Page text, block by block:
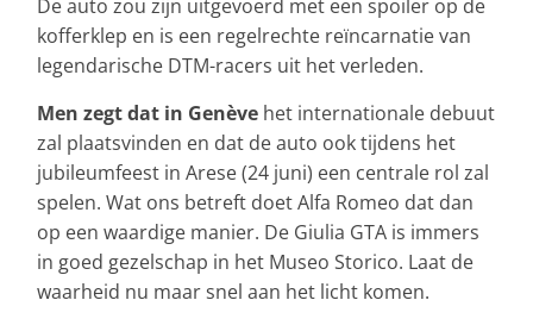
De auto zou zijn uitgevoerd met een spoiler op de
kofferklep en is een regelrechte reïncarnatie van
legendarische DTM-racers uit het verleden.
Men zegt dat in Genève het internationale debuut
zal plaatsvinden en dat de auto ook tijdens het
jubileumfeest in Arese (24 juni) een centrale rol zal
spelen. Wat ons betreft doet Alfa Romeo dat dan
op een waardige manier. De Giulia GTA is immers
in goed gezelschap in het Museo Storico. Laat de
waarheid nu maar snel aan het licht komen.